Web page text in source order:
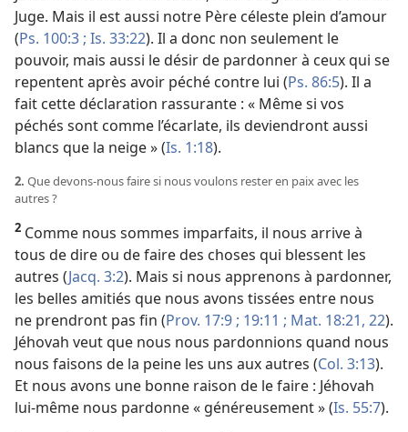
Juge. Mais il est aussi notre Père céleste plein d’amour
(Ps. 100:3 ; Is. 33:22). Il a donc non seulement le
pouvoir, mais aussi le désir de pardonner à ceux qui se
repentent après avoir péché contre lui (Ps. 86:5). Il a
fait cette déclaration rassurante : « Même si vos
péchés sont comme l’écarlate, ils deviendront aussi
blancs que la neige » (Is. 1:18).
2. Que devons-​nous faire si nous voulons rester en paix avec les
autres ?
2 Comme nous sommes imparfaits, il nous arrive à
tous de dire ou de faire des choses qui blessent les
autres (Jacq. 3:2). Mais si nous apprenons à pardonner,
les belles amitiés que nous avons tissées entre nous
ne prendront pas fin (Prov. 17:9 ; 19:11 ; Mat. 18:21, 22).
Jéhovah veut que nous nous pardonnions quand nous
nous faisons de la peine les uns aux autres (Col. 3:13).
Et nous avons une bonne raison de le faire : Jéhovah
lui-​même nous pardonne « généreusement » (Is. 55:7).